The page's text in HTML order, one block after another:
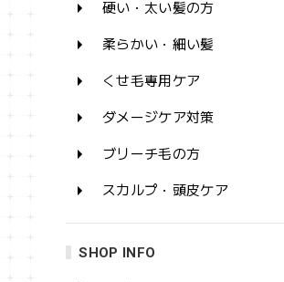
硬い・太い髪の方
柔らかい・細い髪
くせ毛専用ケア
ダメージケア対策
ブリーチ毛の方
スカルプ・頭皮ケア
SHOP INFO